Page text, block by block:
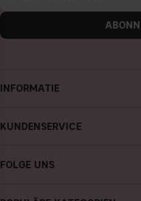
INFORMATIE
Über CAIA Cosmetics
Datenschutzerklärung
KUNDENSERVICE
Kauf widerrufen
FOLGE UNS